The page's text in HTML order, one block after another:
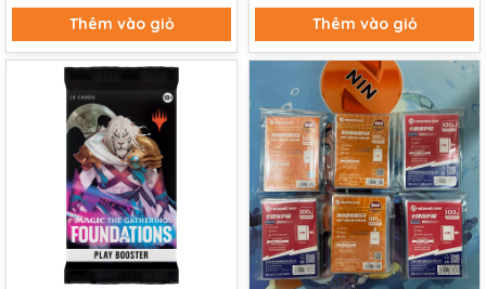
Thêm vào giỏ Thêm vào giỏ